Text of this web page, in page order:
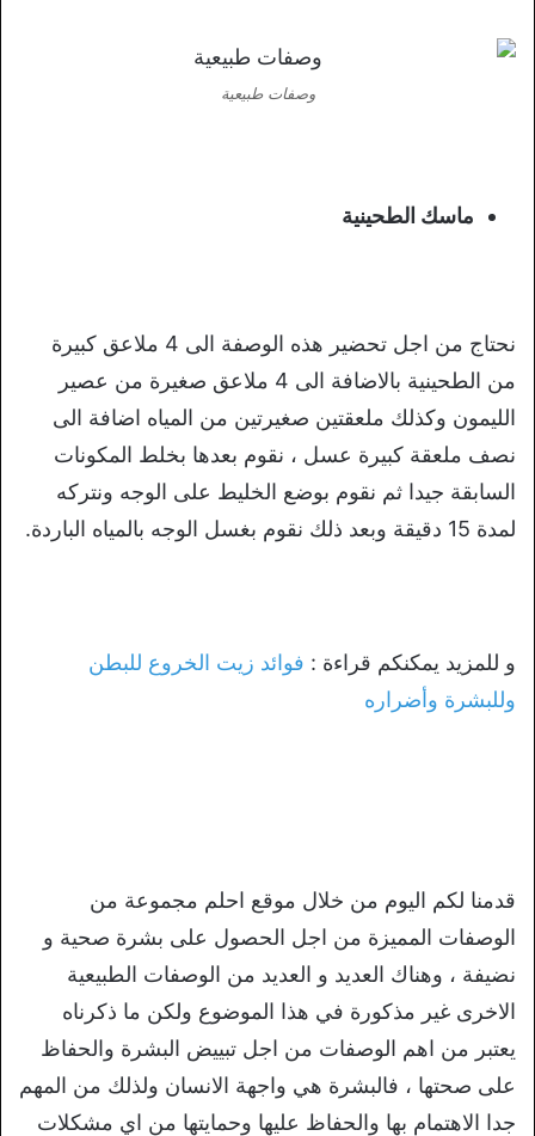
وصفات طبيعية
ماسك الطحينية
نحتاج من اجل تحضير هذه الوصفة الى 4 ملاعق كبيرة
من الطحينية بالاضافة الى 4 ملاعق صغيرة من عصير
الليمون وكذلك ملعقتين صغيرتين من المياه اضافة الى
نصف ملعقة كبيرة عسل ، نقوم بعدها بخلط المكونات
السابقة جيدا ثم نقوم بوضع الخليط على الوجه ونتركه
لمدة 15 دقيقة وبعد ذلك نقوم بغسل الوجه بالمياه الباردة.
و للمزيد يمكنكم قراءة : فوائد زيت الخروع للبطن
وللبشرة وأضراره
قدمنا لكم اليوم من خلال موقع احلم مجموعة من
الوصفات المميزة من اجل الحصول على بشرة صحية و
نضيفة ، وهناك العديد و العديد من الوصفات الطبيعية
الاخرى غير مذكورة في هذا الموضوع ولكن ما ذكرناه
يعتبر من اهم الوصفات من اجل تبييض البشرة والحفاظ
على صحتها ، فالبشرة هي واجهة الانسان ولذلك من المهم
جدا الاهتمام بها والحفاظ عليها وحمايتها من اي مشكلات